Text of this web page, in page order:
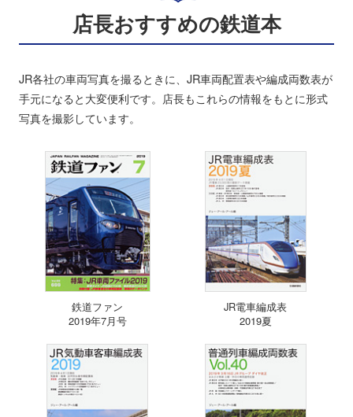
店長おすすめの鉄道本
JR各社の車両写真を撮るときに、JR車両配置表や編成両数表が
手元になると大変便利です。店長もこれらの情報をもとに形式
写真を撮影しています。
鉄道ファン
2019年7月号
JR電車編成表
2019夏